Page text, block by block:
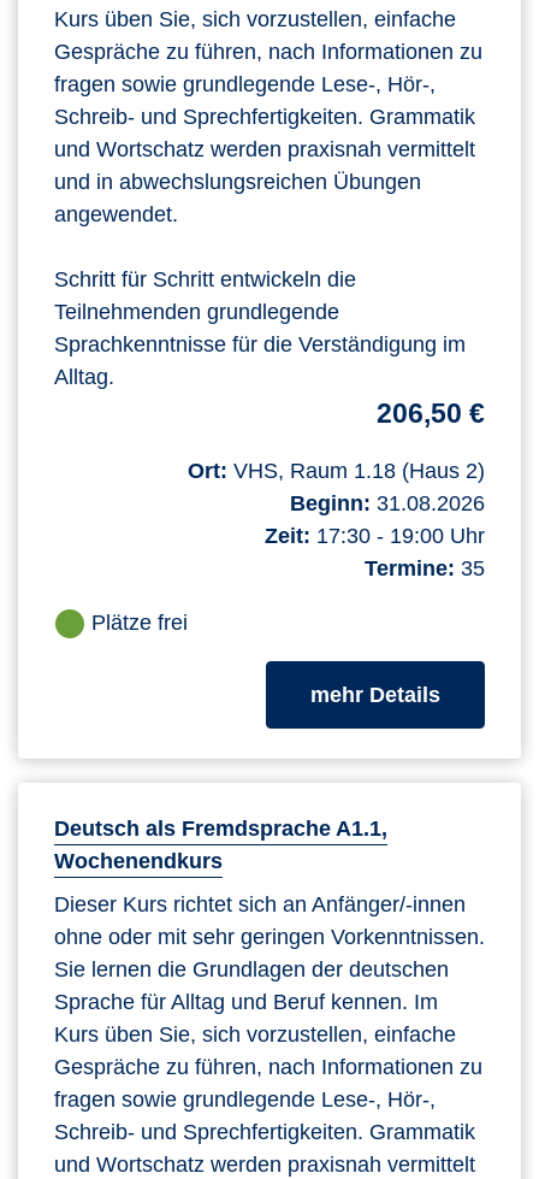
Kurs üben Sie, sich vorzustellen, einfache
Gespräche zu führen, nach Informationen zu
fragen sowie grundlegende Lese-, Hör-,
Schreib- und Sprechfertigkeiten. Grammatik
und Wortschatz werden praxisnah vermittelt
und in abwechslungsreichen Übungen
angewendet.
Schritt für Schritt entwickeln die
Teilnehmenden grundlegende
Sprachkenntnisse für die Verständigung im
Alltag.
206,50 €
Ort: VHS, Raum 1.18 (Haus 2)
Beginn: 31.08.2026
Zeit: 17:30 - 19:00 Uhr
Termine: 35
Plätze frei
mehr Detailszum
Deutsch als Fremdsprache A1.1,
Wochenendkurs
Dieser Kurs richtet sich an Anfänger/-innen
ohne oder mit sehr geringen Vorkenntnissen.
Sie lernen die Grundlagen der deutschen
Sprache für Alltag und Beruf kennen. Im
Kurs üben Sie, sich vorzustellen, einfache
Gespräche zu führen, nach Informationen zu
fragen sowie grundlegende Lese-, Hör-,
Schreib- und Sprechfertigkeiten. Grammatik
und Wortschatz werden praxisnah vermittelt